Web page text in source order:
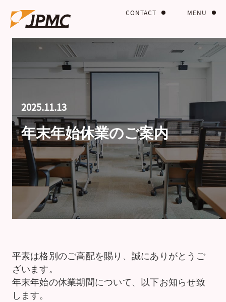
MENU
CONTACT
2025.11.13
年末年始休業のご案内
平素は格別のご高配を賜り、誠にありがとうご
ざいます。
年末年始の休業期間について、以下お知らせ致
します。